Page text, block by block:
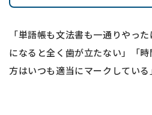
「単語帳も文法書も一通りやっ
になると全く歯が立たない」「
方はいつも適当にマークしてい